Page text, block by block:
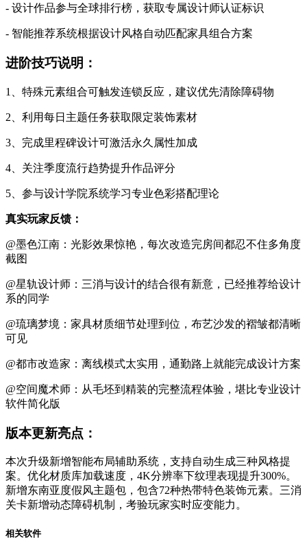
- 设计作品参与全球排行榜，获取专属设计师认证标识
- 智能推荐系统根据设计风格自动匹配家具组合方案
进阶技巧说明：
1、特殊元素组合可触发连锁反应，建议优先清除障碍物
2、利用每日主题任务获取限定装饰素材
3、完成里程碑设计可激活永久属性加成
4、关注季度流行趋势提升作品评分
5、参与设计学院系统学习专业色彩搭配理论
真实玩家反馈：
@墨色江南：光影效果惊艳，每次改造完房间都忍不住多角度
截图
@星轨设计师：三消与设计的结合很有新意，已经推荐给设计
系的同学
@琉璃梦境：家具材质细节处理到位，布艺沙发的褶皱都清晰
可见
@都市改造家：离线模式太实用，通勤路上就能完成设计方案
@空间魔术师：从毛坯到精装的完整流程体验，堪比专业设计
软件简化版
版本更新亮点：
本次升级新增智能布局辅助系统，支持自动生成三种风格提
案。优化材质库加载速度，4K分辨率下纹理表现提升300%。
新增东南亚度假风主题包，包含72种热带特色装饰元素。三消
关卡新增动态障碍机制，考验玩家实时应变能力。
相关软件